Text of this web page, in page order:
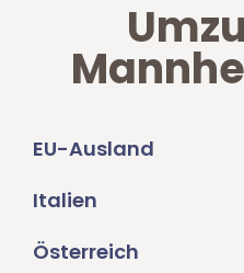
EU-Ausland
Italien
Österreich